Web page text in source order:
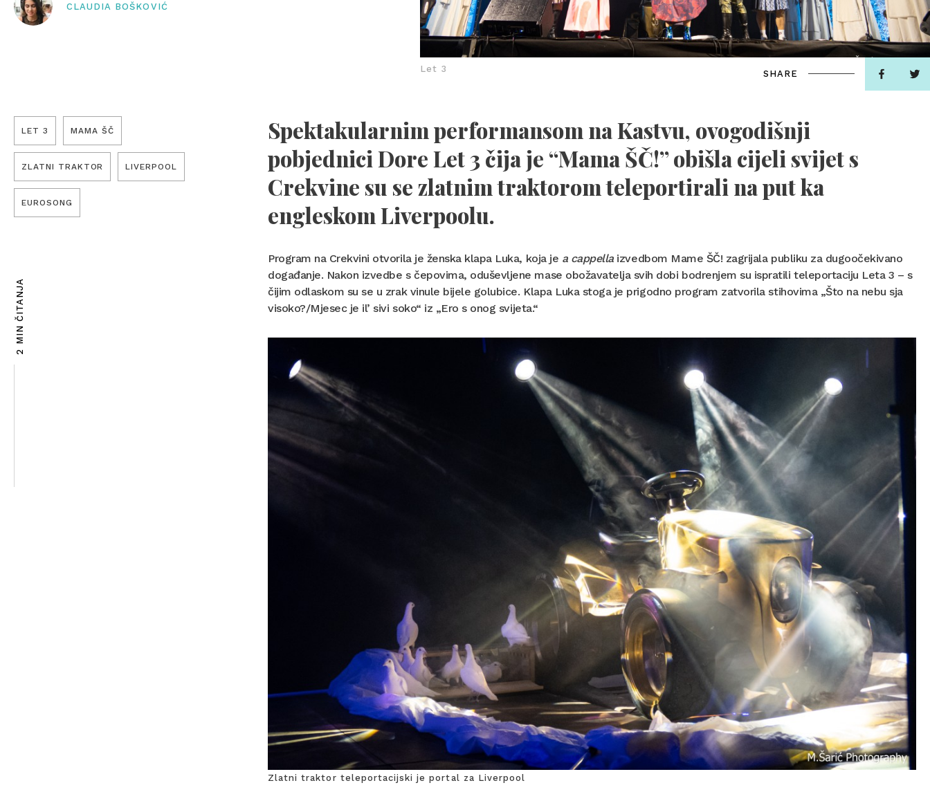
CLAUDIA BOŠKOVIĆ
Let 3 SHARE
LET 3 MAMA ŠČ
ZLATNI TRAKTOR LIVERPOOL
EUROSONG
2 MIN ČITANJA
Spektakularnim performansom na Kastvu, ovogodišnji
pobjednici Dore Let 3 čija je “Mama ŠČ!” obišla cijeli svijet s
Crekvine su se zlatnim traktorom teleportirali na put ka
engleskom Liverpoolu.
Program na Crekvini otvorila je ženska klapa Luka, koja je a cappellaizvedbom Mame ŠČ! zagrijala publiku za dugoočekivano
događanje. Nakon izvedbe s čepovima, oduševljene mase obožavatelja svih dobi bodrenjem su ispratili teleportaciju Leta 3 – s
čijim odlaskom su se u zrak vinule bijele golubice. Klapa Luka stoga je prigodno program zatvorila stihovima „Što na nebu sja
visoko?/Mjesec je il’ sivi soko“ iz „Ero s onog svijeta.“
Zlatni traktor teleportacijski je portal za Liverpool